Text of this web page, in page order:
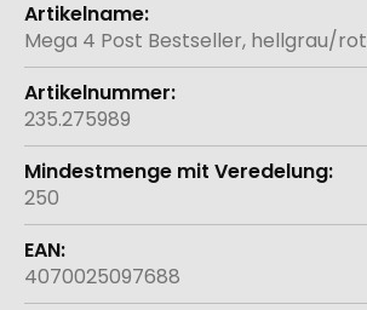
Informationen
Mega 4 Post Bestseller, hellgrau/rot
235.275989
250
4070025097688